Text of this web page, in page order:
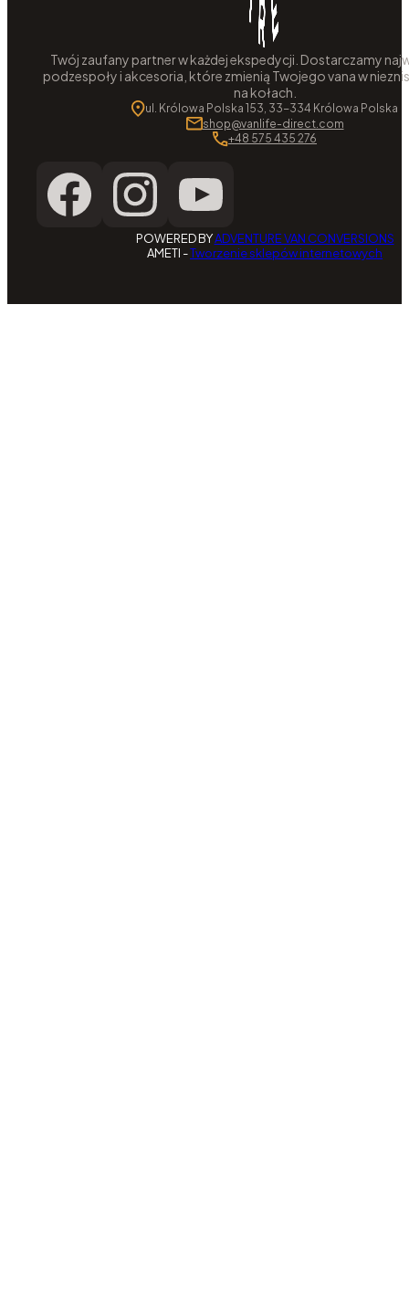
Twój zaufany partner w każdej ekspedycji. Dostarczamy
podzespoły i akcesoria, które zmienią Twojego vana w
na kołach.
ul. Królowa Polska 153, 33-334 Królowa Polska
shop@vanlife-direct.com
+48 575 435 276
POWERED BYADVENTURE VAN CONVERSIONS
AMETI -Tworzenie sklepów internetowych